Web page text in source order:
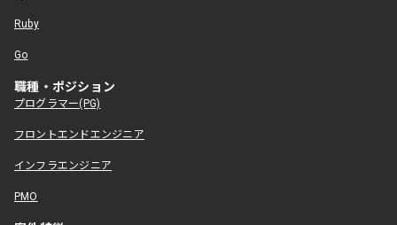
Ruby
Go
職種・ポジション
プログラマー(PG)
フロントエンドエンジニア
インフラエンジニア
PMO